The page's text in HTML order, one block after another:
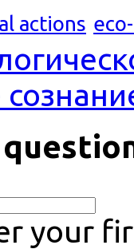
actions
your